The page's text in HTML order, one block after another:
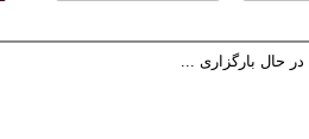
در حال بارگزاری ...